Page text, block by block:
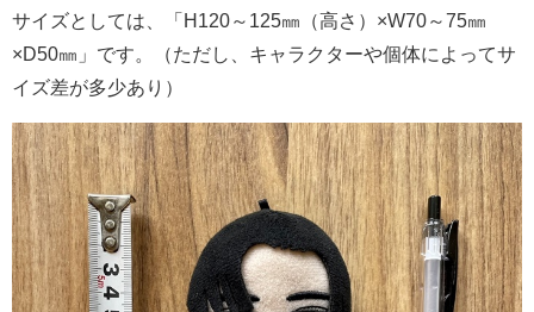
サイズとしては、「 H120～ 125㎜（高さ） ×W70～75㎜
×D50㎜」です。（ただし、キャラクターや個体によってサ
イズ差が多少あり）